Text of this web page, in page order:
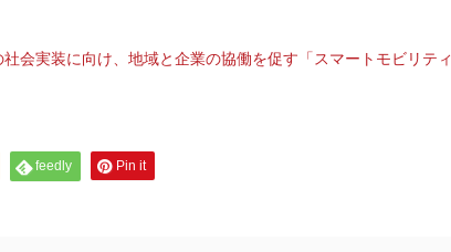
会実装に向け、地域と企業の協働を促す「スマートモビリティ
feedly Pin it